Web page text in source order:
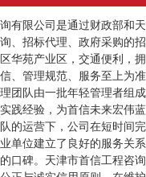
有限公司是通过财政部和
、招标代理、政府采购的
华苑产业区，交通便利，拥
、管理规范、服务至上为
团队由一批年轻管理者组
践经验，为首信未来宏伟
的运营下，公司在短时间
单位建立了良好的服务关
口碑。天津市首信工程咨